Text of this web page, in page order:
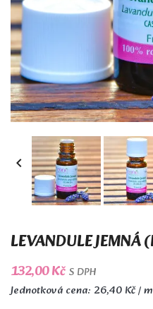

LEVANDULE
132,00 Kč S DPH
Jednotková cena: 26,40 Kč /